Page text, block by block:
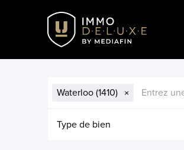
Waterloo (1410)
Type de bien